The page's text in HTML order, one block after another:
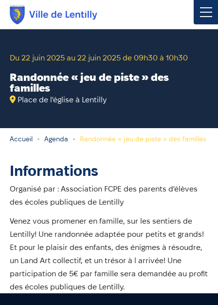
Du 22 juin 2025 au 22 juin 2025 de 09h30 à 10h30
Randonnée « jeu de piste » des
familles
Place de l'église à Lentilly
Accueil Agenda Randonnée « jeu de piste » des familles
Informations
Organisé par : Association FCPE des parents d'élèves
des écoles publiques de Lentilly
Venez vous promener en famille, sur les sentiers de
Lentilly! Une randonnée adaptée pour petits et grands!
Et pour le plaisir des enfants, des énigmes à résoudre,
un Land Art collectif, et un trésor à l arrivée! Une
participation de 5€ par famille sera demandée au profit
des écoles publiques de Lentilly.
Vivre à Lentilly
Urbanisme & Environnement
Contacter votre mairie
Publications
Annuaire
Évènements
Démarches